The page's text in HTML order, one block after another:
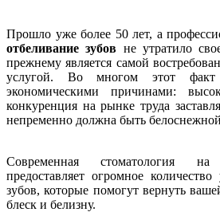
Прошло уже более 50 лет, а
отбеливание зубов не утратило
прежнему является самой
услугой. Во многом этот
экономическими причинами:
конкуренция на рынке труда
непременно должна быть
Современная стоматология
предоставляет огромное
зубов, которые помогут вернуть
блеск и белизну.